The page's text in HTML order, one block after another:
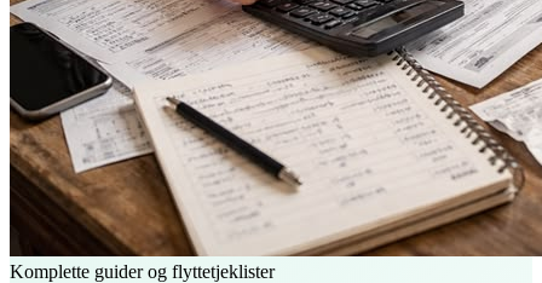
Komplette guider og flyttetjeklister